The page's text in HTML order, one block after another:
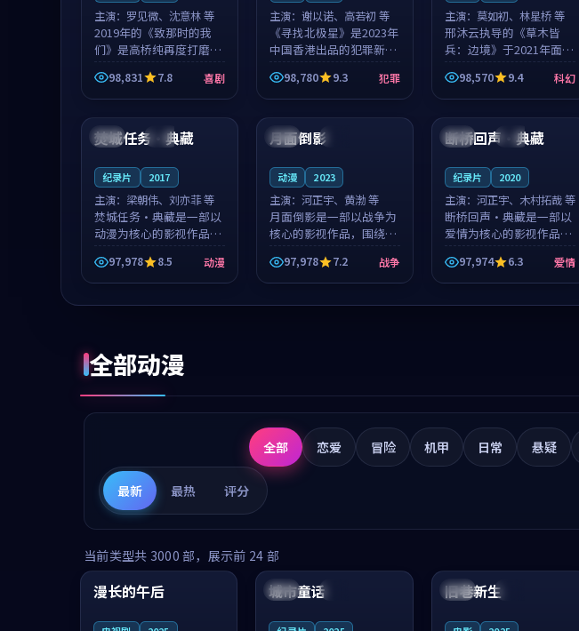
主演： 罗见微、沈意林 等
2019年的《致那时的我
们》是高桥纯再度打磨的
喜剧佳作。中国大陆的取
景与都市寓言的氛围相互
成就，罗见微与沈意林的
影片在悬念...
98,831 7.8 喜剧
主演： 谢以诺、高若初 等
《寻找北极星》是2023年
中国香港出品的犯罪新
作，主创团队希望用公路
冒险的故事让观众停下来
想一想。谢以诺领衔，高
柯的叙事节...
98,780 9.3 犯罪
主演： 莫如初、林星桥 等
邢沐云执导的《草木皆
兵：边境》于2021年面
世，泰国的城市气质与校
园青春的人物心境共同构
筑了影片基调。莫如初、
整部科幻电影...
98,570 9.4 科幻
日本 独播
99:31
焚城任务·典藏
纪录片 2017
主演： 梁朝伟、刘亦菲 等
焚城任务·典藏是一部以
动漫为核心的影视作品，
围绕危机、反转与人物成
长展开，整体节奏紧凑，
值得推荐观看。
97,978 8.5 动漫
中国
99:28
月面倒影
动漫 2023
主演： 河正宇、黄渤 等
月面倒影是一部以战争为
核心的影视作品，围绕危
机、反转与人物成长展
开，整体节奏紧凑，值得
推荐观看。
97,978 7.2 战争
日本 热播
99:49
断桥回声·典藏
纪录片 2020
主演： 河正宇、木村拓哉 等
断桥回声·典藏是一部以
爱情为核心的影视作品，
围绕危机、反转与人物成
长展开，整体节奏紧凑，
值得推荐观看。
97,974 6.3 爱情
全部动漫
全部 恋爱 冒险 机甲 日常 悬疑
最新 最热 评分
当前类型共 3000 部，展示前 24 部
中国 高分
99:16
漫长的午后 美国
城市童话 英国
旧巷新生